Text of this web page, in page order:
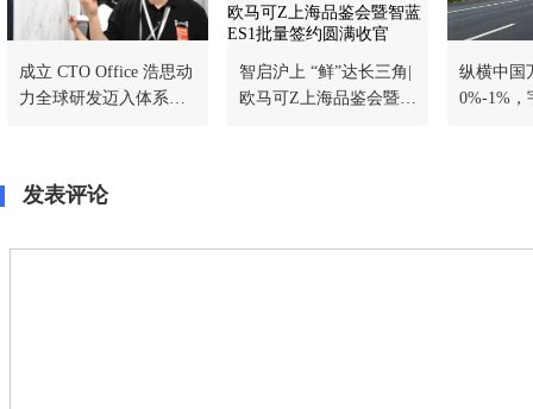
成立 CTO Office 浩思动
力全球研发迈入体系化
智启沪上 “鲜”达长三角|
欧马可Z上海品鉴会暨智
纵横中国
0%-1%，
发表评论